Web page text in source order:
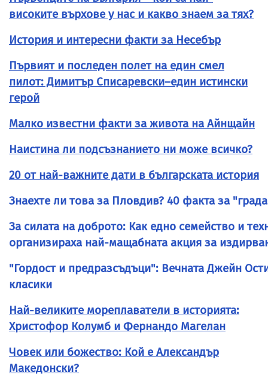
високите върхове у нас и какво знаем за тях?
История и интересни факти за Несебър
Първият и последен полет на един смел
пилот: Димитър Списаревски–един истински
герой
Малко известни факти за живота на Айнщайн
Наистина ли подсъзнанието ни може всичко?
20 от най-важните дати в българската история
Знаехте ли това за Пловдив? 40 факта за
За силата на доброто: Как едно семейство и
организираха най-мащабната акция за
"Гордост и предразсъдъци": Вечната Джейн
класики
Най-великите мореплаватели в историята:
Христофор Колумб и Фернандо Магелан
Човек или божество: Кой е Александър
Македонски?